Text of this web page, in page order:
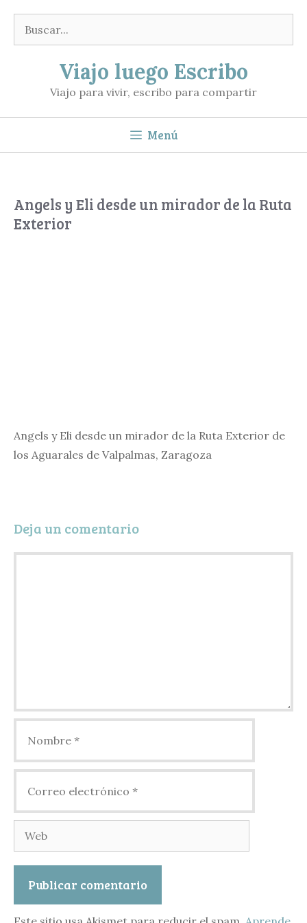
contenido
Buscar:
Viajo luego Escribo
Viajo para vivir, escribo para compartir
Menú
Angels y Eli desde un mirador de la Ruta
Exterior
Angels y Eli desde un mirador de la Ruta Exterior de
los Aguarales de Valpalmas, Zaragoza
Deja un comentario
electrónico
Web